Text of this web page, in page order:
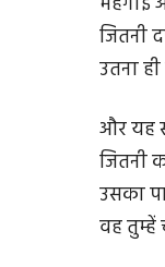
जितनी
उतना
और यह
जितनी
उसका
वह तुम्हें